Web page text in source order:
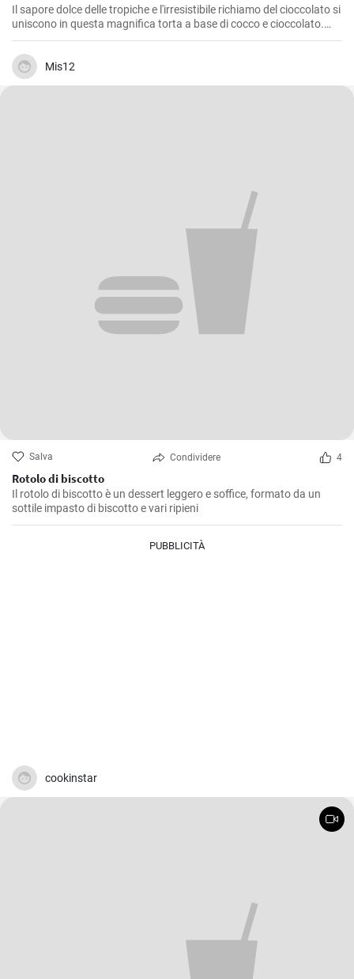
Il sapore dolce delle tropiche e l'irresistibile richiamo del cioccolato si
uniscono in questa magnifica torta a base di cocco e cioccolato.
Preparata diverse volte in casa mia, è un dolce che non delude mai,
una golosità amata sia dai grandi che dai piccolini. Una torta
genuina e facile da preparare che dona un finale dolce e raffinato a
qualsiasi pasto.
Mis12
Salva Condividere 4
Rotolo di biscotto
Il rotolo di biscotto è un dessert leggero e soffice, formato da un
sottile impasto di biscotto e vari ripieni
PUBBLICITÀ
cookinstar